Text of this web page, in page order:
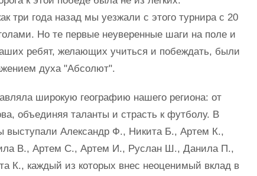
три года назад мы уезжали с этого турнира с 20
Но те первые неуверенные шаги на поле и
ребят, желающих учиться и побеждать, были
духа "Абсолют".
широкую географию нашего региона: от
объединяя таланты и страсть к футболу. В
выступали Александр Ф., Никита Б., Артем К.,
В., Артем С., Артем И., Руслан Ш., Данила П.,
К., каждый из которых внес неоценимый вклад в